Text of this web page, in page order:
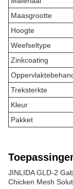
Maasgrootte
Hoogte
Weefseltype
Zinkcoating
Treksterkte
Kleur
Pakket
JINLIDA GLD-2
Chicken Mesh